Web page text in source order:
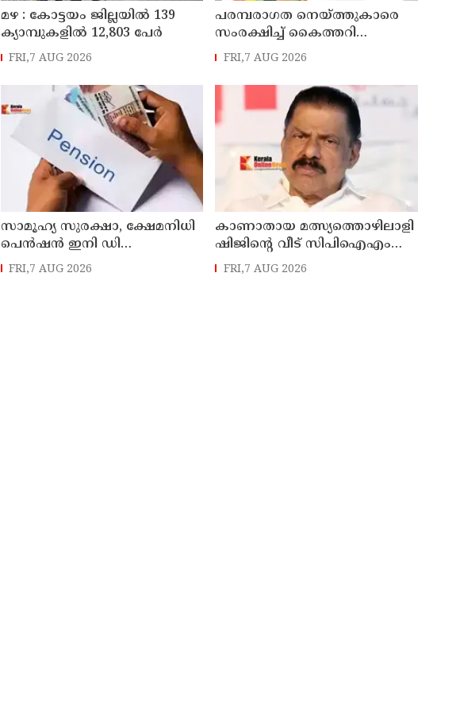
മഴ : കോട്ടയം ജില്ലയിൽ 139
ക്യാമ്പുകളിൽ 12,803 പേര്‍
FRI,7 AUG 2026
പരമ്പരാഗത നെയ്ത്തുകാരെ
സംരക്ഷിച്ച് കൈത്തറി
മേഖലയുടെ
സാധ്യമാക്കും: ഡെപ്യൂട്ടി
സ്പീക്കർ ഷാനിമോൾ ഉസ്മാൻ
FRI,7 AUG 2026
സാമൂഹ്യ സുരക്ഷാ, ക്ഷേമനിധി
പെൻഷൻ ഇനി ഡി
ബിടിയിലൂടെ നൽകും
FRI,7 AUG 2026
കാണാതായ മത്സ്യത്തൊഴിലാളി
ഷിജിന്റെ വീട് സിപിഐഎം
സംസ്ഥാന സെക്രട്ടറി എം.വി.
ഗോവിന്ദൻ സന്ദർശിച്ചു
FRI,7 AUG 2026